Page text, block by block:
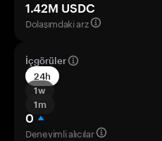
1.42M USDC
Dolaşımdaki arz
İçgörüler
24h
1w
1m
0
Deneyimli alıcılar